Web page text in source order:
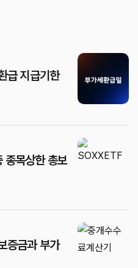
급 지급기한
목상한 총보
증금과 부가